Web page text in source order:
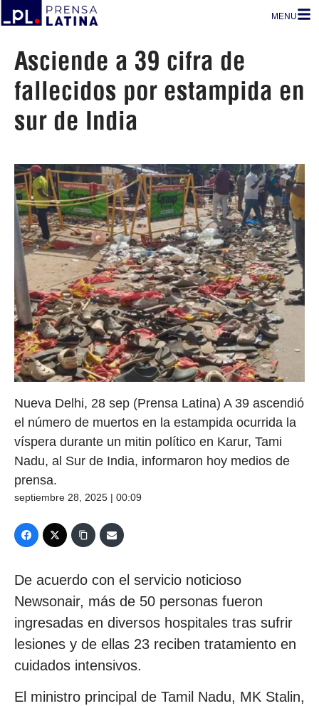
MENU
Asciende a 39 cifra de
fallecidos por estampida en
sur de India
Nueva Delhi, 28 sep (Prensa Latina) A 39 ascendió
el número de muertos en la estampida ocurrida la
víspera durante un mitin político en Karur, Tami
Nadu, al Sur de India, informaron hoy medios de
prensa.
septiembre 28, 2025 | 00:09
De acuerdo con el servicio noticioso
Newsonair, más de 50 personas fueron
ingresadas en diversos hospitales tras sufrir
lesiones y de ellas 23 reciben tratamiento en
cuidados intensivos.
El ministro principal de Tamil Nadu, MK Stalin,